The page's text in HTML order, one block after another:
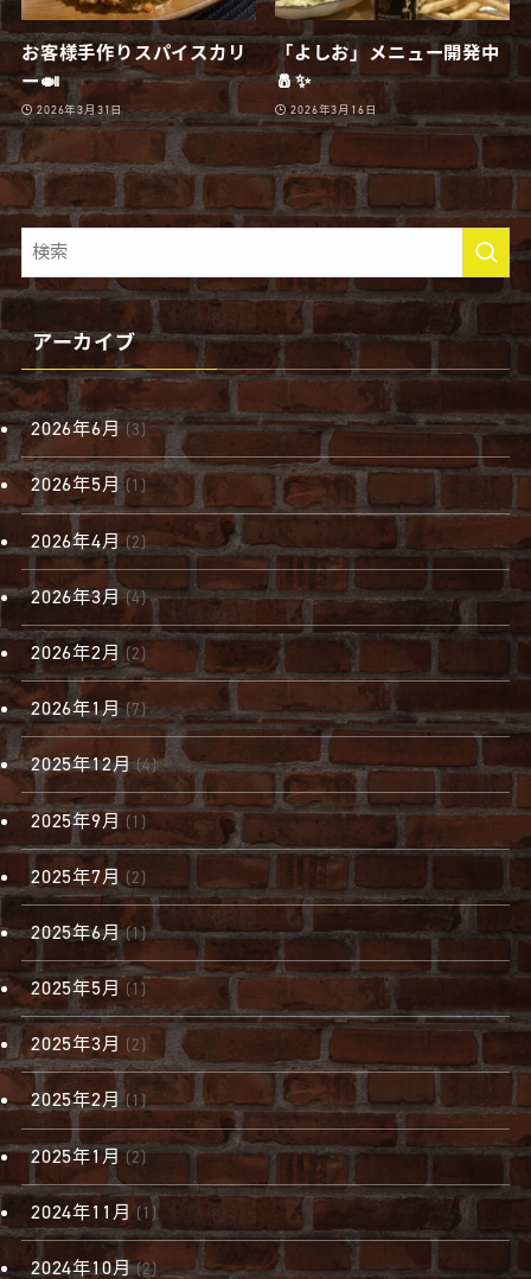
お客様手作りスパイスカリ
ー🍛
2026年3月31日
「よしお」メニュー開発中
🧂✨
2026年3月16日
アーカイブ
2026年6月(3)
2026年5月(1)
2026年4月(2)
2026年3月(4)
2026年2月(2)
2026年1月(7)
2025年12月(4)
2025年9月 (1)
2025年7月 (2)
2025年6月(1)
2025年5月 (1)
2025年3月 (2)
2025年2月 (1)
2025年1月(2)
2024年11月(1)
2024年10月(2)